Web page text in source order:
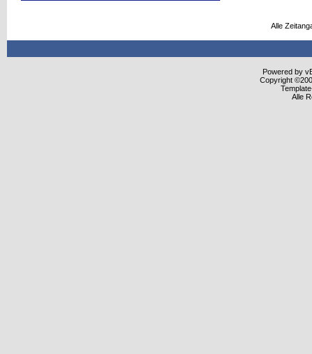
Alle
Powered by
Copyright
Alle